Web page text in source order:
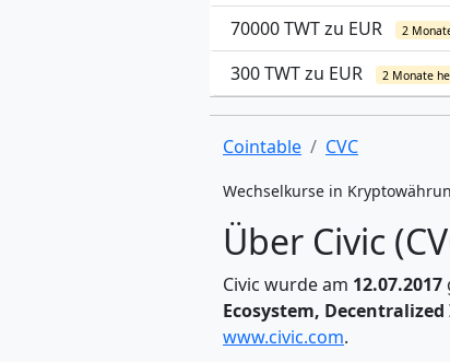
70000 TWT zu EUR 2
300 TWT zu EUR 2 Monate
Cointable CVC
Wechselkurse in
Über Civic
Civic wurde am 12.07.2017
Ecosystem,
www.civic.com.